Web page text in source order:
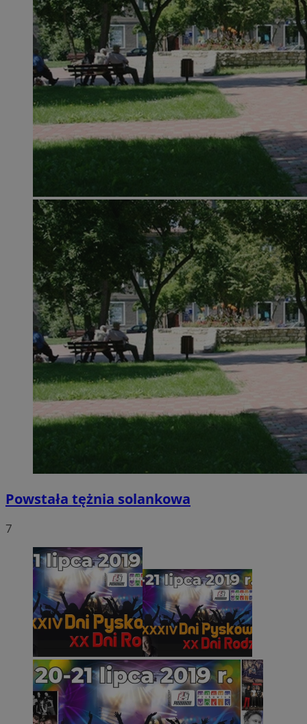
Powstała tężnia solankowa
7